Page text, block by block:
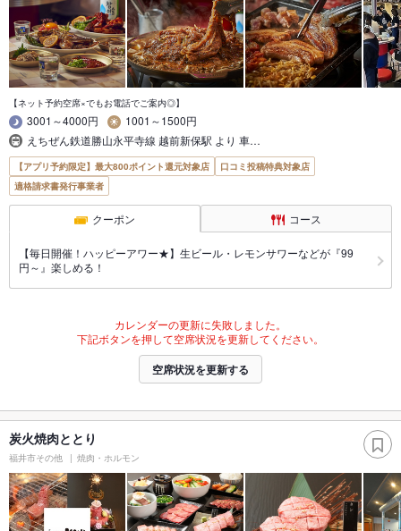
【ネット予約空席×でもお電話でご案内◎】
3001～4000円
1001～1500円
えちぜん鉄道勝山永平寺線 越前新保駅 より 車…
【アプリ予約限定】最大800ポイント還元対象店
口コミ投稿特典対象店
適格請求書発行事業者
クーポン コース
【毎日開催！ハッピーアワー★】生ビール・レモンサワーなどが『99
円～』楽しめる！
カレンダーの更新に失敗しました。
下記ボタンを押して空席状況を更新してください。
空席状況を更新する
炭火焼肉ととり
福井市その他 焼肉・ホルモン